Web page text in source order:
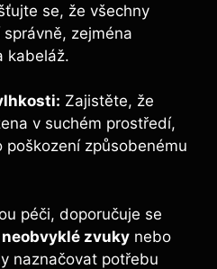
se, že všechny
zejména
kabeláž.
Zajistěte, že
v suchém prostředí,
poškození způsobenému
péči, doporučuje se
neobvyklé zvuky nebo
naznačovat potřebu